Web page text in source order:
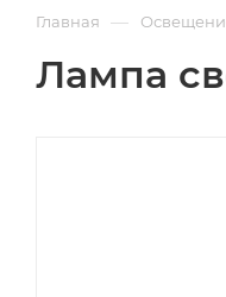
Главная —
Лампа